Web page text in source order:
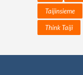
Taijinsieme
Think Taiji